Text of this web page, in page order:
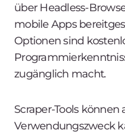
über Headless-
mobile Apps
Optionen sind
zugänglich macht.
Scraper-Tools
Verwendungszweck